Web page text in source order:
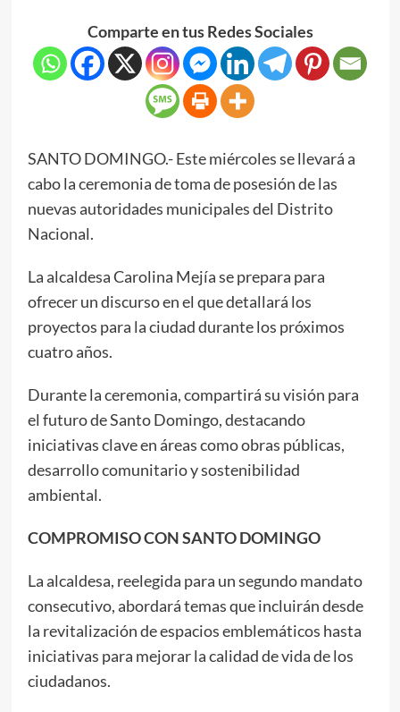
Comparte en tus Redes Sociales
SANTO DOMINGO.- Este miércoles se llevará a
cabo la ceremonia de toma de posesión de las
nuevas autoridades municipales del Distrito
Nacional.
La alcaldesa Carolina Mejía se prepara para
ofrecer un discurso en el que detallará los
proyectos para la ciudad durante los próximos
cuatro años.
Durante la ceremonia, compartirá su visión para
el futuro de Santo Domingo, destacando
iniciativas clave en áreas como obras públicas,
desarrollo comunitario y sostenibilidad
ambiental.
COMPROMISO CON SANTO DOMINGO
La alcaldesa, reelegida para un segundo mandato
consecutivo, abordará temas que incluirán desde
la revitalización de espacios emblemáticos hasta
iniciativas para mejorar la calidad de vida de los
ciudadanos.